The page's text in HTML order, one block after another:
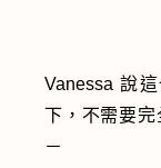
Vanessa 說
下，不需要完
－